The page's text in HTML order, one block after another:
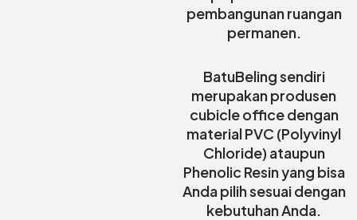
pembangunan ruangan
permanen.
BatuBeling sendiri
merupakan produsen
cubicle office dengan
material PVC (Polyvinyl
Chloride) ataupun
Phenolic Resin yang bisa
Anda pilih sesuai dengan
kebutuhan Anda.